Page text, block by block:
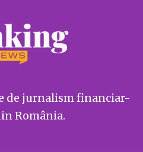
de jurnalism financiar-
România.